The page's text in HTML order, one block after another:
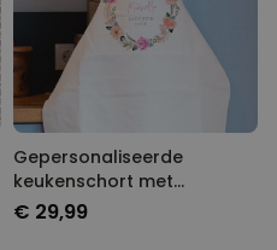
Gepersonaliseerde
keukenschort met
bloemenkrans en tekst
€ 29,99